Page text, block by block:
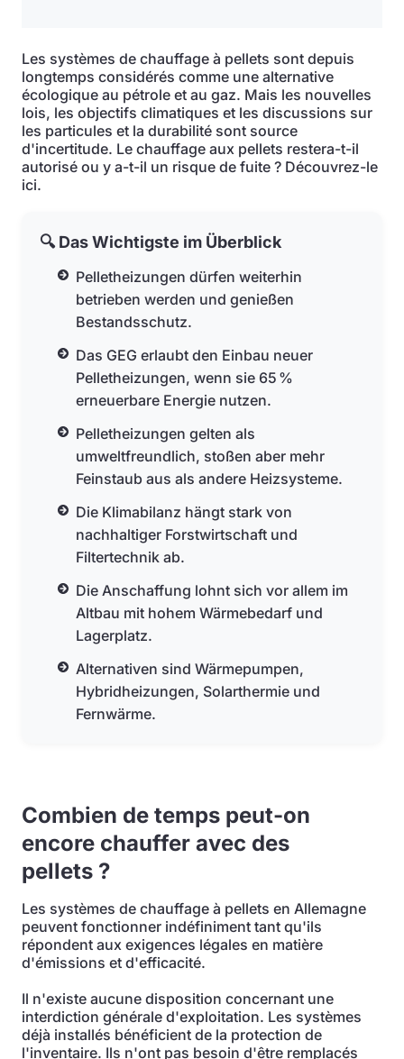
Les systèmes de chauffage à pellets sont depuis
longtemps considérés comme une alternative
écologique au pétrole et au gaz. Mais les nouvelles
lois, les objectifs climatiques et les discussions sur
les particules et la durabilité sont source
d'incertitude. Le chauffage aux pellets restera-t-il
autorisé ou y a-t-il un risque de fuite ? Découvrez-le
ici.
🔍 Das Wichtigste im Überblick
Pelletheizungen dürfen weiterhin
betrieben werden und genießen
Bestandsschutz.
Das GEG erlaubt den Einbau neuer
Pelletheizungen, wenn sie 65 %
erneuerbare Energie nutzen.
Pelletheizungen gelten als
umweltfreundlich, stoßen aber mehr
Feinstaub aus als andere Heizsysteme.
Die Klimabilanz hängt stark von
nachhaltiger Forstwirtschaft und
Filtertechnik ab.
Die Anschaffung lohnt sich vor allem im
Altbau mit hohem Wärmebedarf und
Lagerplatz.
Alternativen sind Wärmepumpen,
Hybridheizungen, Solarthermie und
Fernwärme.
Combien de temps peut-on
encore chauffer avec des
pellets ?
Les systèmes de chauffage à pellets en Allemagne
peuvent fonctionner indéfiniment tant qu'ils
répondent aux exigences légales en matière
d'émissions et d'efficacité.
Il n'existe aucune disposition concernant une
interdiction générale d'exploitation. Les systèmes
déjà installés bénéficient de la protection de
l'inventaire. Ils n'ont pas besoin d'être remplacés